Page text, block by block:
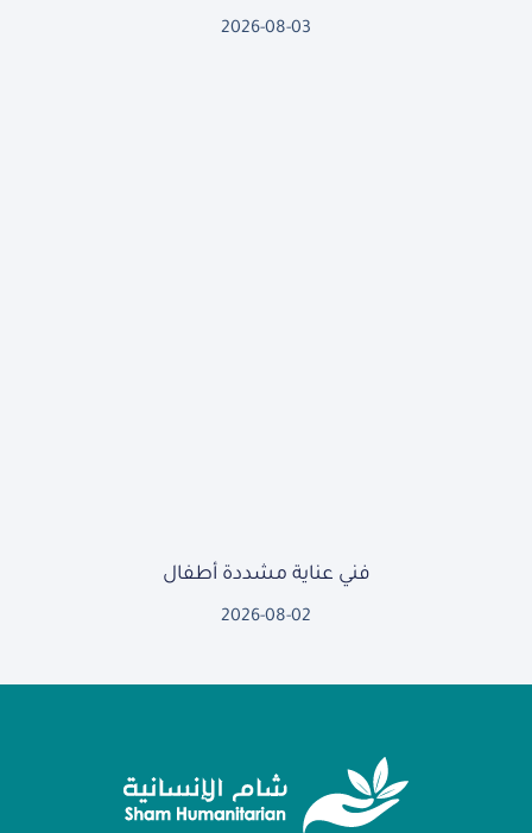
2026-08-03
فني عناية مشددة أطفال
2026-08-02